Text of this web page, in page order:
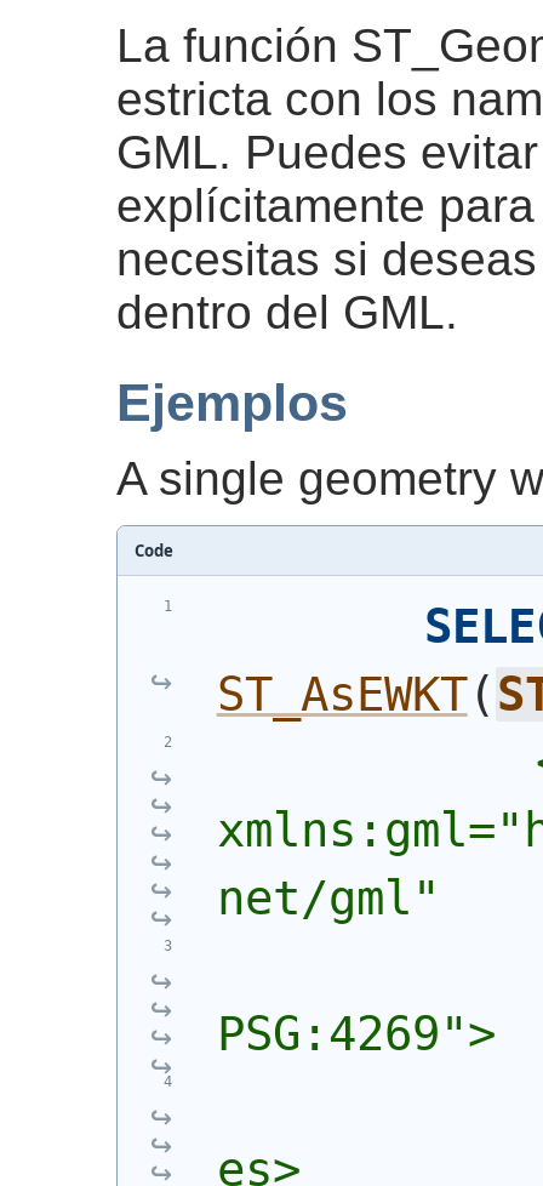
La función
estricta con los
GML. Puedes
explícitamente
necesitas si
dentro del GML.
Ejemplos
A single geometry
Code
ST_AsEWKT(
net/gml"
PSG:4269">
es>